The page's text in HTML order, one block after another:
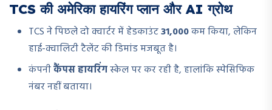
TCS की अमेरिका हायरिंग प्लान और AI ग्रोथ
TCS ने पिछले दो क्वार्टर में हेडकाउंट31,000कम किया, लेकिन
हाई-क्वालिटी टैलेंट की डिमांड मजबूत है।
कंपनीकैंपस हायरिंगस्केल पर कर रही है, हालांकि स्पेसिफिक
नंबर नहीं बताया।